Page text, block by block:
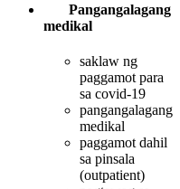
Pangangalagang
medikal
saklaw ng
paggamot para
sa covid-19
pangangalagang
medikal
paggamot dahil
sa pinsala
(outpatient)